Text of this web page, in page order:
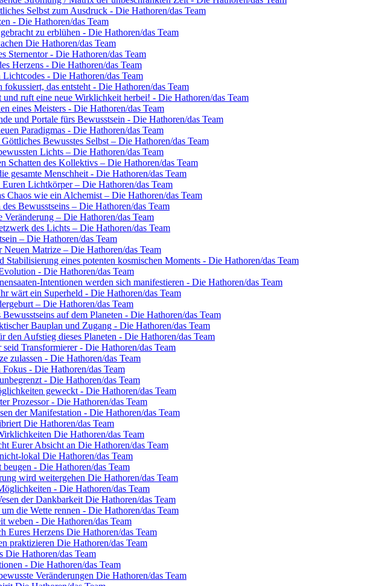
Selbst zum Ausdruck - Die Hathoren/das Team
- Die Hathoren/das Team
zu erblühen - Die Hathoren/das Team
Die Hathoren/das Team
Sternentor - Die Hathoren/das Team
Herzens - Die Hathoren/das Team
- Die Hathoren/das Team
das entsteht - Die Hathoren/das Team
ruft eine neue Wirklichkeit herbei! - Die Hathoren/das Team
eines Meisters - Die Hathoren/das Team
und Portale fürs Bewusstsein - Die Hathoren/das Team
Paradigmas - Die Hathoren/das Team
Bewusstes Selbst – Die Hathoren/das Team
Lichts – Die Hathoren/das Team
Schatten des Kollektivs – Die Hathoren/das Team
gesamte Menschheit - Die Hathoren/das Team
Lichtkörper – Die Hathoren/das Team
Chaos wie ein Alchemist – Die Hathoren/das Team
Bewusstseins – Die Hathoren/das Team
Veränderung – Die Hathoren/das Team
des Lichts – Die Hathoren/das Team
– Die Hathoren/das Team
Neuen Matrize – Die Hathoren/das Team
Stabilisierung eines potenten kosmischen Moments - Die Hathoren/das Team
- Die Hathoren/das Team
Intentionen werden sich manifestieren - Die Hathoren/das Team
wärt ein Superheld - Die Hathoren/das Team
– Die Hathoren/das Team
auf dem Planeten - Die Hathoren/das Team
Bauplan und Zugang - Die Hathoren/das Team
den Aufstieg dieses Planeten - Die Hathoren/das Team
Transformierer - Die Hathoren/das Team
zulassen - Die Hathoren/das Team
- Die Hathoren/das Team
- Die Hathoren/das Team
geweckt - Die Hathoren/das Team
Prozessor - Die Hathoren/das Team
der Manifestation - Die Hathoren/das Team
Die Hathoren/das Team
Die Hathoren/das Team
Eurer Absicht an Die Hathoren/das Team
lokal Die Hathoren/das Team
- Die Hathoren/das Team
wird weitergehen Die Hathoren/das Team
- Die Hathoren/das Team
der Dankbarkeit Die Hathoren/das Team
die Wette rennen - Die Hathoren/das Team
weben - Die Hathoren/das Team
Eures Herzens Die Hathoren/das Team
praktizieren Die Hathoren/das Team
Die Hathoren/das Team
- Die Hathoren/das Team
Veränderungen Die Hathoren/das Team